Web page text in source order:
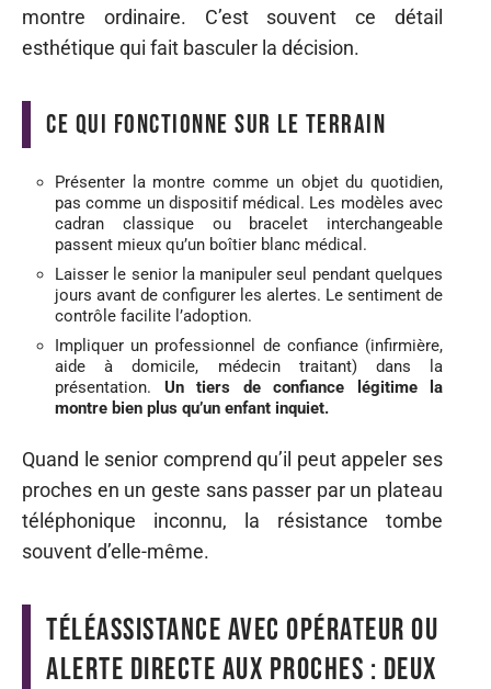
montre ordinaire. C’est souvent ce détail
esthétique qui fait basculer la décision.
Ce qui fonctionne sur le terrain
Présenter la montre comme un objet du quotidien,
pas comme un dispositif médical. Les modèles avec
cadran classique ou bracelet interchangeable
passent mieux qu’un boîtier blanc médical.
Laisser le senior la manipuler seul pendant quelques
jours avant de configurer les alertes. Le sentiment de
contrôle facilite l’adoption.
Impliquer un professionnel de confiance (infirmière,
aide à domicile, médecin traitant) dans la
présentation. Un tiers de confiance légitime la
montre bien plus qu’un enfant inquiet.
Quand le senior comprend qu’il peut appeler ses
proches en un geste sans passer par un plateau
téléphonique inconnu, la résistance tombe
souvent d’elle-même.
Téléassistance avec opérateur ou
alerte directe aux proches : deux